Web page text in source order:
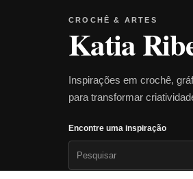
CROCHÊ & ARTES
Katia
Inspirações em crochê,
para transformar
Encontre uma inspiração